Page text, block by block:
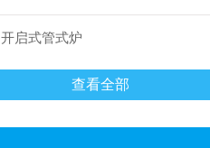
开启式管式炉
查看全部